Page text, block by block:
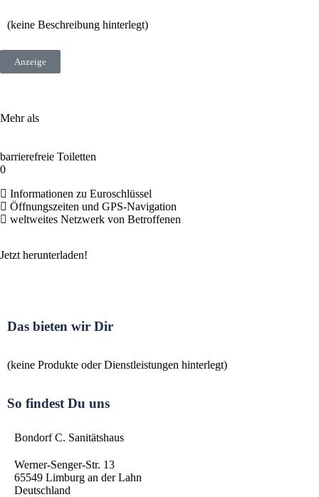
(keine Beschreibung hinterlegt)
Anzeige
Mehr als
barrierefreie Toiletten
0
Informationen zu Euroschlüssel
Öffnungszeiten und GPS-Navigation
weltweites Netzwerk von Betroffenen
Jetzt herunterladen!
Das bieten wir Dir
(keine Produkte oder Dienstleistungen hinterlegt)
So findest Du uns
Bondorf C. Sanitätshaus
Werner-Senger-Str. 13
65549 Limburg an der Lahn
Deutschland